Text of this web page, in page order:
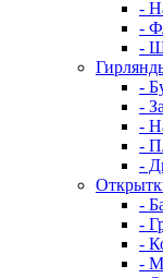
-
-
-
-
-
-
-
-
-
-
-
-